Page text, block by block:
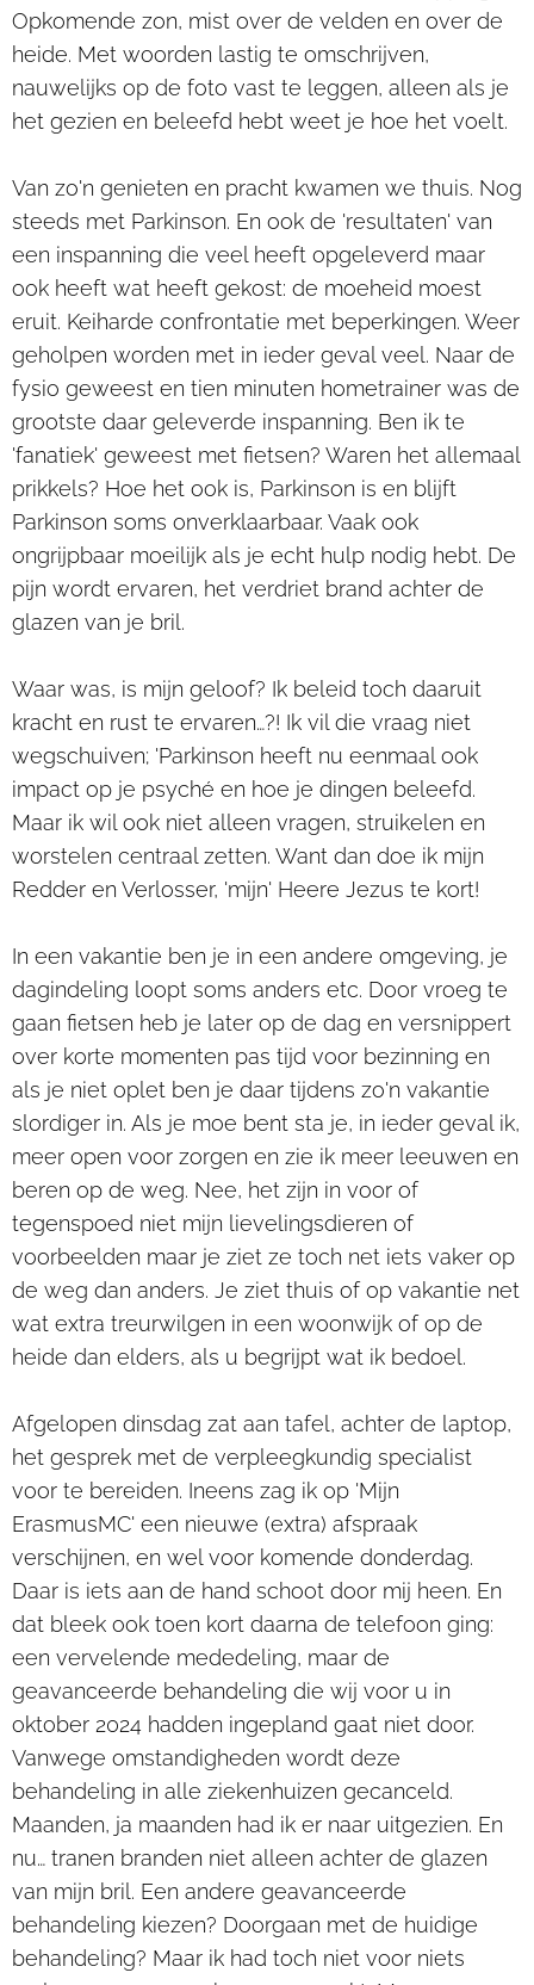
Opkomende zon, mist over de velden en over de
heide. Met woorden lastig te omschrijven,
nauwelijks op de foto vast te leggen, alleen als je
het gezien en beleefd hebt weet je hoe het voelt.
Van zo'n genieten en pracht kwamen we thuis. Nog
steeds met Parkinson. En ook de 'resultaten' van
een inspanning die veel heeft opgeleverd maar
ook heeft wat heeft gekost: de moeheid moest
eruit. Keiharde confrontatie met beperkingen. Weer
geholpen worden met in ieder geval veel. Naar de
fysio geweest en tien minuten hometrainer was de
grootste daar geleverde inspanning. Ben ik te
'fanatiek' geweest met fietsen? Waren het allemaal
prikkels? Hoe het ook is, Parkinson is en blijft
Parkinson soms onverklaarbaar. Vaak ook
ongrijpbaar moeilijk als je echt hulp nodig hebt. De
pijn wordt ervaren, het verdriet brand achter de
glazen van je bril.
Waar was, is mijn geloof? Ik beleid toch daaruit
kracht en rust te ervaren…?! Ik vil die vraag niet
wegschuiven; 'Parkinson heeft nu eenmaal ook
impact op je psyché en hoe je dingen beleefd.
Maar ik wil ook niet alleen vragen, struikelen en
worstelen centraal zetten. Want dan doe ik mijn
Redder en Verlosser, 'mijn' Heere Jezus te kort!
In een vakantie ben je in een andere omgeving, je
dagindeling loopt soms anders etc. Door vroeg te
gaan fietsen heb je later op de dag en versnippert
over korte momenten pas tijd voor bezinning en
als je niet oplet ben je daar tijdens zo'n vakantie
slordiger in. Als je moe bent sta je, in ieder geval ik,
meer open voor zorgen en zie ik meer leeuwen en
beren op de weg. Nee, het zijn in voor of
tegenspoed niet mijn lievelingsdieren of
voorbeelden maar je ziet ze toch net iets vaker op
de weg dan anders. Je ziet thuis of op vakantie net
wat extra treurwilgen in een woonwijk of op de
heide dan elders, als u begrijpt wat ik bedoel.
Afgelopen dinsdag zat aan tafel, achter de laptop,
het gesprek met de verpleegkundig specialist
voor te bereiden. Ineens zag ik op 'Mijn
ErasmusMC' een nieuwe (extra) afspraak
verschijnen, en wel voor komende donderdag.
Daar is iets aan de hand schoot door mij heen. En
dat bleek ook toen kort daarna de telefoon ging:
een vervelende mededeling, maar de
geavanceerde behandeling die wij voor u in
oktober 2024 hadden ingepland gaat niet door.
Vanwege omstandigheden wordt deze
behandeling in alle ziekenhuizen gecanceld.
Maanden, ja maanden had ik er naar uitgezien. En
nu… tranen branden niet alleen achter de glazen
van mijn bril. Een andere geavanceerde
behandeling kiezen? Doorgaan met de huidige
behandeling? Maar ik had toch niet voor niets